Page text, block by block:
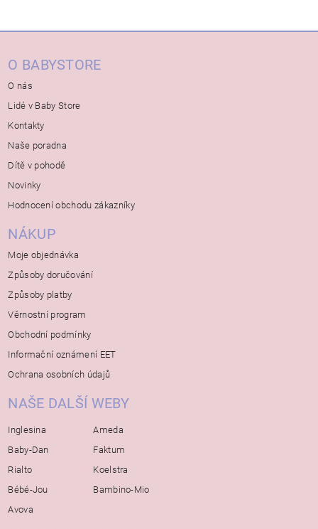
O BABYSTORE
O nás
Lidé v Baby Store
Kontakty
Naše poradna
Dítě v pohodě
Novinky
Hodnocení obchodu zákazníky
NÁKUP
Moje objednávka
Způsoby doručování
Způsoby platby
Věrnostní program
Obchodní podmínky
Informační oznámení EET
Ochrana osobních údajů
NAŠE DALŠÍ WEBY
Inglesina
Baby-Dan
Rialto
Bébé-Jou
Avova
Ameda
Faktum
Koelstra
Bambino-Mio